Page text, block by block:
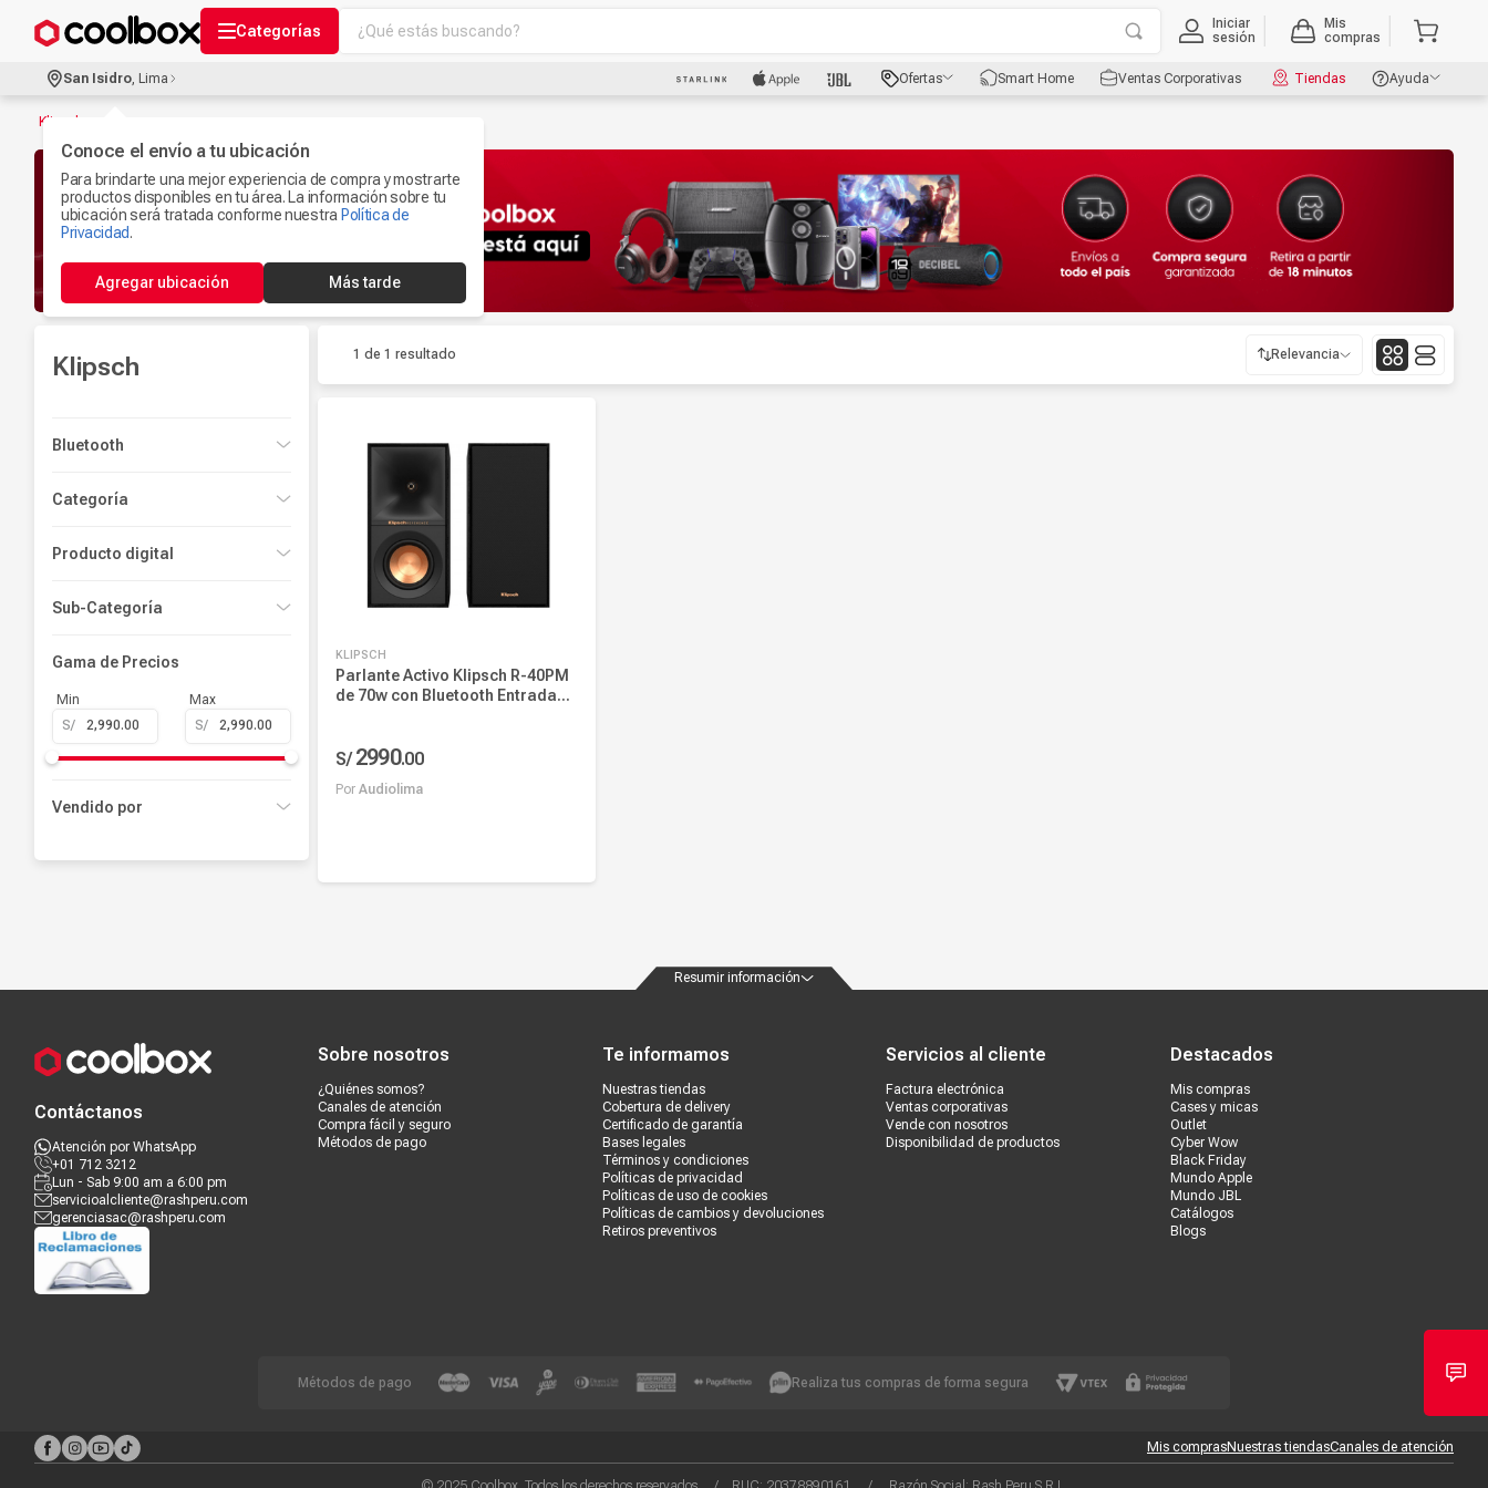
Categorías
¿Qué estás buscando?
3.
Ipad
Microfono
Iphone 17
7.
8.
Accesorios Computo
Iniciar
sesión
Mis
compras
San Isidro, Lima
Conoce el envío a tu ubicación
Para brindarte una mejor experiencia de compra y mostrarte
productos disponibles en tu área. La información sobre tu
ubicación será tratada conforme nuestra Política de
Privacidad.
Agregar ubicación Más tarde
Ofertas Smart Home Ventas Corporativas Tiendas Ayuda
Klipsch
Klipsch
Bluetooth
Categoría
Producto digital
Sub-Categoría
Gama de Precios
Min
S/
Max
S/
Vendido por
1 de 1resultado Relevancia
KLIPSCH
Parlante Activo Klipsch R-40PM
de 70w con Bluetooth Entradas
S/ 2990.00
Por Audiolima
Resumir información
Contáctanos
Atención por WhatsApp
+01 712 3212
Lun - Sab 9:00 am a 6:00 pm
servicioalcliente@rashperu.com
gerenciasac@rashperu.com
Sobre nosotros
¿Quiénes somos?
Canales de atención
Compra fácil y seguro
Métodos de pago
Te informamos
Nuestras tiendas
Cobertura de delivery
Certificado de garantía
Bases legales
Términos y condiciones
Políticas de privacidad
Políticas de uso de cookies
Políticas de cambios y devoluciones
Retiros preventivos
Servicios al cliente
Factura electrónica
Ventas corporativas
Vende con nosotros
Disponibilidad de productos
Destacados
Mis compras
Cases y micas
Outlet
Cyber Wow
Black Friday
Mundo Apple
Mundo JBL
Catálogos
Blogs
Métodos de pago Realiza tus compras de forma segura
Mis comprasNuestras tiendasCanales de atención